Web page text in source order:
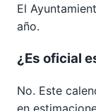
El
año.
¿Es oficial
No. Este
en